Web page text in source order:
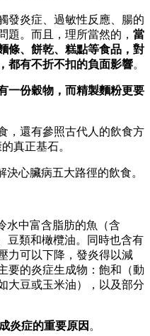
發炎症、過敏性反應、腸的
題。而且，理所當然的， 當
條、餅乾、糕點等食品，對
都有不折不扣的負面影響。
一份穀物，而精製麵粉更要
，還有參照古代人的飲食方
真正基石。
心臟病五大路徑的飲食。
水中富含脂肪的魚（含
豆類和橄欖油。同時也含有
力可以下降，發炎得以減
要的炎症生成物：飽和（動
大豆或玉米油），以及部分
炎症的重要原因 。